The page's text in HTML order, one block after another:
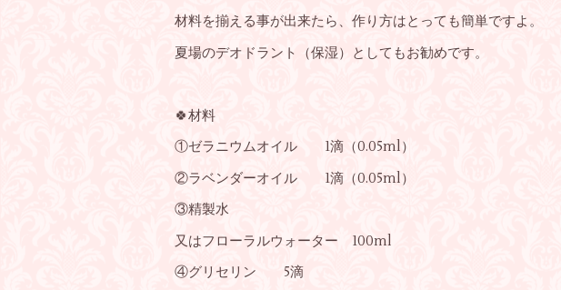
材料を揃える事が出来たら、作り方はとっても簡単ですよ。
夏場のデオドラント（保湿）としてもお勧めです。
🍀材料
①ゼラニウムオイル 1滴（0.05ml）
②ラベンダーオイル 1滴（0.05ml）
③精製水
又はフローラルウォーター 100ml
④グリセリン 5滴